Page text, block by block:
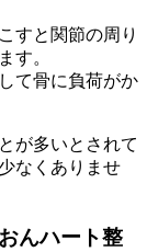
すと関節の周り
す。
て骨に負荷がか
が多いとされて
なくありませ
んハート整